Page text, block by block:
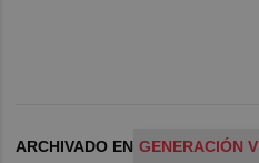
ARCHIVADO EN GENERACIÓN V